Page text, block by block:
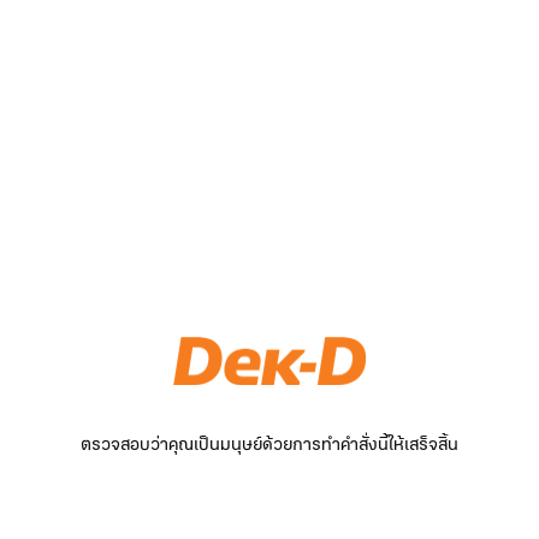
ตรวจสอบว่าคุณเป็นมนุษย์ด้วยการทำคำสั่งนี้ให้เสร็จสิ้น